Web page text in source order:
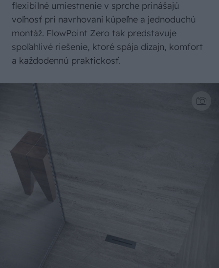
flexibilné umiestnenie v sprche prinášajú
voľnosť pri navrhovaní kúpeľne a jednoduchú
montáž. FlowPoint Zero tak predstavuje
spoľahlivé riešenie, ktoré spája dizajn, komfort
a každodennú praktickosť.